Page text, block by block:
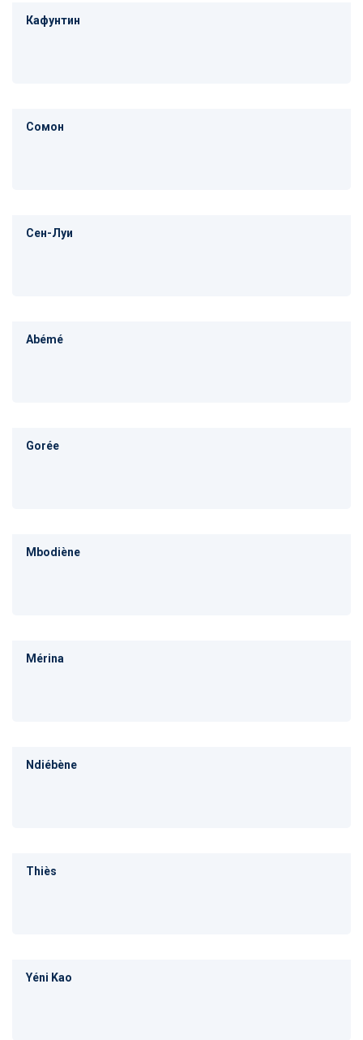
Кафунтин
Сомон
Сен-Луи
Abémé
Gorée
Mbodiène
Mérina
Ndiébène
Thiès
Yéni Kao